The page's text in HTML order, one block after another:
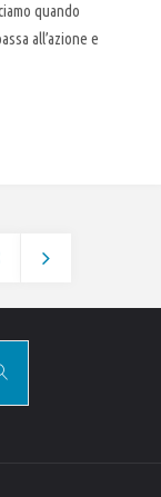
quando
all’azione e